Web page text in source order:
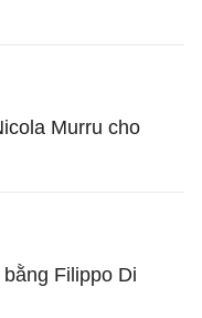
Murru cho
Filippo Di